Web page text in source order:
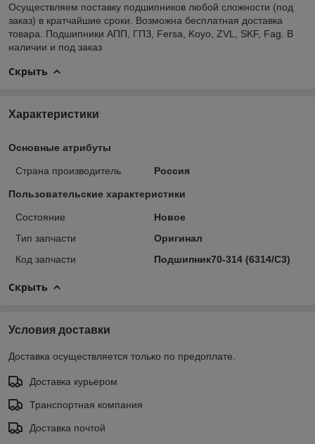
Осуществляем поставку подшипников любой сложности (под
заказ) в кратчайшие сроки. Возможна бесплатная доставка
товара. Подшипники АПП, ГПЗ, Fersa, Koyo, ZVL, SKF, Fag. В
наличии и под заказ
Скрыть
Характеристики
Основные атрибуты
Страна производитель Россия
Пользовательские характеристики
Состояние
Новое
Тип запчасти
Оригинал
Код запчасти
Подшипник70-314 (6314/С3)
Скрыть
Условия доставки
Доставка осуществляется только по предоплате.
Доставка курьером
Транспортная компания
Доставка почтой